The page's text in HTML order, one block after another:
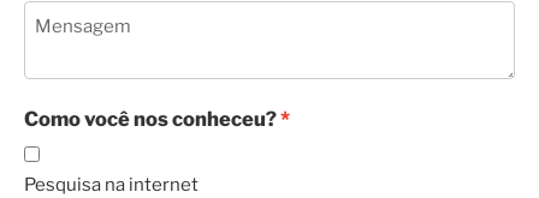
Como você nos conheceu?
Pesquisa na internet